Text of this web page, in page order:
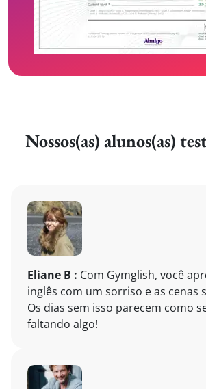
Nossos(as) alunos(as)
Eliane B : Com Gymglish, você
inglês com um sorriso e as cenas
Os dias sem isso parecem como
faltando algo!